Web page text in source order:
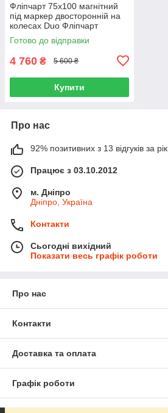
Фліпчарт 75х100 магнітний
під маркер двосторонній на
колесах Duo Фліпчарт
маркерний односторонній
Готово до відправки
4 760 ₴ 5 600 ₴
Купити
Про нас
92% позитивних з 13 відгуків за рік
Працює з 03.10.2012
м. Дніпро
Дніпро, Україна
Контакти
Сьогодні вихідний
Показати весь графік роботи
Про нас
Контакти
Доставка та оплата
Графік роботи